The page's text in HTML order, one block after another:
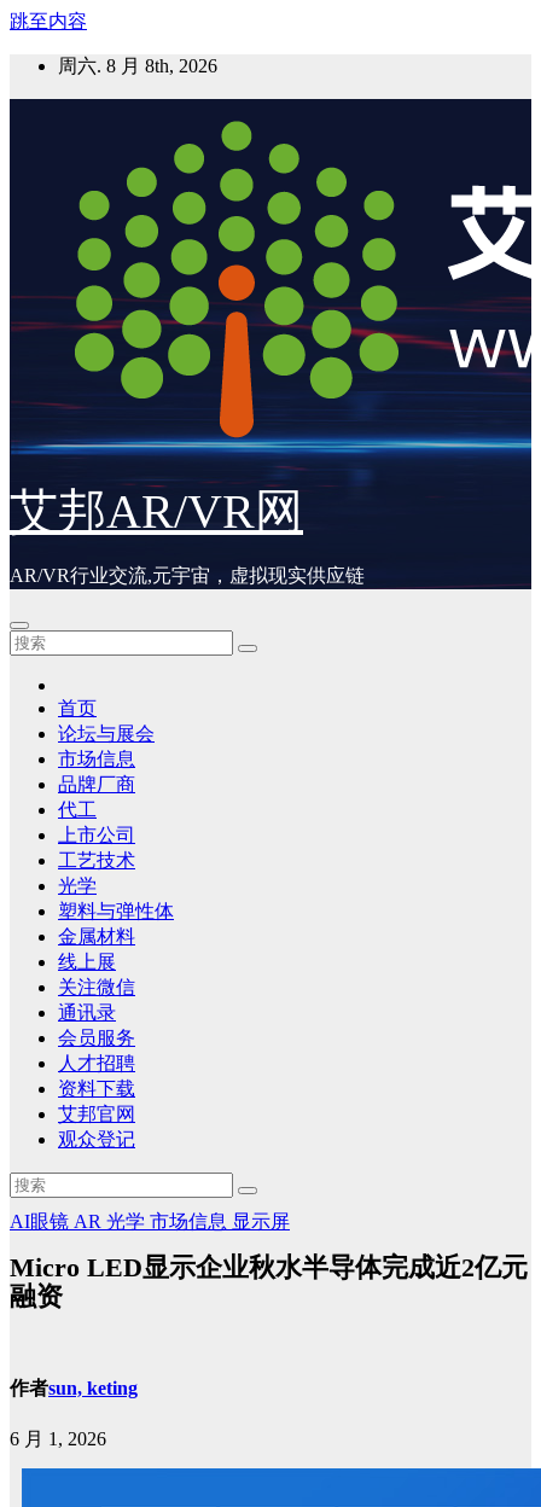
跳至内容
周六. 8 月 8th, 2026
艾邦AR/VR网
AR/VR行业交流,元宇宙，虚拟现实供应链
首页
论坛与展会
市场信息
品牌厂商
代工
上市公司
工艺技术
光学
塑料与弹性体
金属材料
线上展
关注微信
通讯录
会员服务
人才招聘
资料下载
艾邦官网
观众登记
AI眼镜 AR 光学 市场信息 显示屏
Micro LED显示企业秋水半导体完成近2亿元
融资
作者sun, keting
6 月 1, 2026